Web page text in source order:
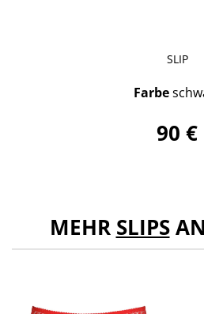
SLIP
Farbe
90 €
MEHR SLIPS